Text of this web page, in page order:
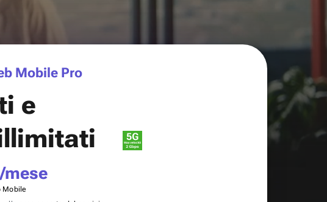
Mobile Pro
e
mese
Mobile